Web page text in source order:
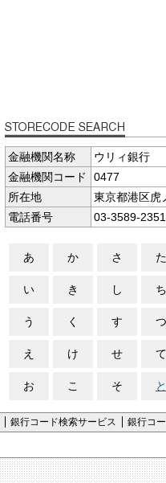
金融機関名称
ウリィ銀行
金融機関コード
0477
所在地
東京都港区虎
電話番号
03-3589-2351
あ か さ た
い き し ち
う く す つ
え け せ て
お こ そ と
銀行コード検索サービス 銀行コ